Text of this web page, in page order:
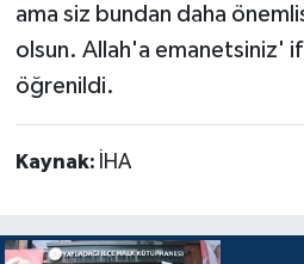
ama siz bundan daha
olsun. Allah'a emanetsiniz'
öğrenildi.
Kaynak: İHA